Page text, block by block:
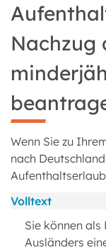
Nachzug
Wenn Sie zu
nach
Volltext
Sie können
Ausländers